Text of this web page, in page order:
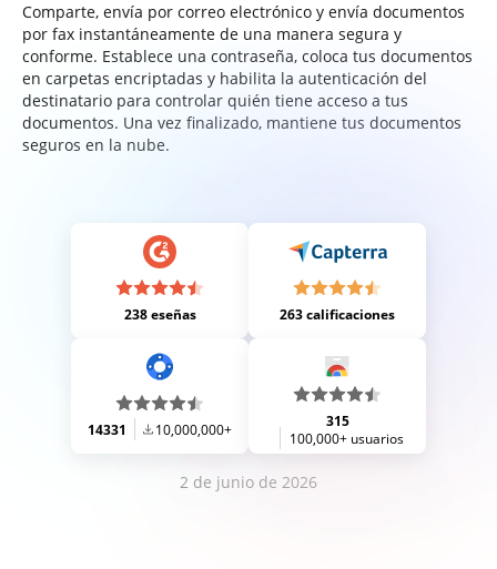
Comparte, envía por correo electrónico y envía documentos
por fax instantáneamente de una manera segura y
conforme. Establece una contraseña, coloca tus documentos
en carpetas encriptadas y habilita la autenticación del
destinatario para controlar quién tiene acceso a tus
documentos. Una vez finalizado, mantiene tus documentos
seguros en la nube.
238 eseñas 263 calificaciones
14331 10,000,000+
315
100,000+ usuarios
2 de junio de 2026